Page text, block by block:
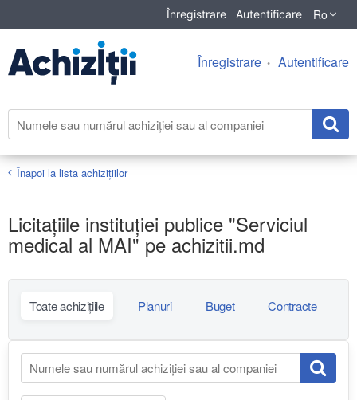
Înregistrare Autentificare Ro
Înregistrare Autentificare
Înapoi la lista achiziţiilor
Licitațiile instituției publice "Serviciul
medical al MAI" pe achizitii.md
Toate achizițiile Planuri Buget Contracte